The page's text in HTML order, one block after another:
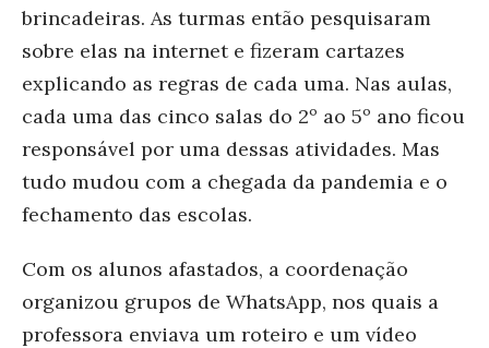
brincadeiras. As turmas então pesquisaram
sobre elas na internet e fizeram cartazes
explicando as regras de cada uma. Nas aulas,
cada uma das cinco salas do 2º ao 5º ano ficou
responsável por uma dessas atividades. Mas
tudo mudou com a chegada da pandemia e o
fechamento das escolas.
Com os alunos afastados, a coordenação
organizou grupos de WhatsApp, nos quais a
professora enviava um roteiro e um vídeo